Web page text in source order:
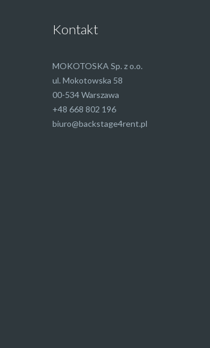
Kontakt
MOKOTOSKA Sp. z o.o.
ul. Mokotowska 58
00-534 Warszawa
+48 668 802 196
biuro@backstage4rent.pl